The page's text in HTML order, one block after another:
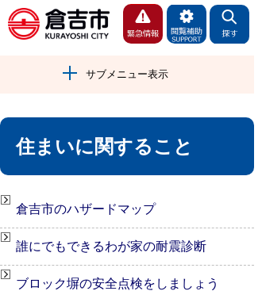
サブメニュー表示
住まいに関すること
倉吉市のハザードマップ
誰にでもできるわが家の耐震診断
ブロック塀の安全点検をしましょう